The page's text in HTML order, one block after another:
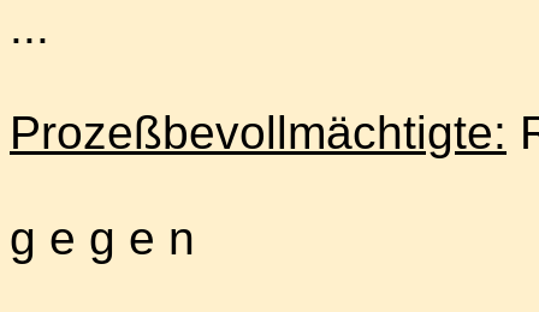
...
Prozeßbevollmächtigte:
g e g e n